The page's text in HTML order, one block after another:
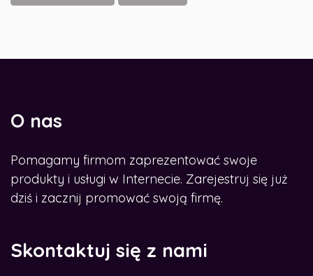
O nas
Pomagamy firmom zaprezentować swoje
produkty i usługi w Internecie. Zarejestruj się już
dziś i zacznij promować swoją firmę.
Skontaktuj się z nami